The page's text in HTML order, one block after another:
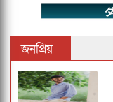
জনপ্রিয়